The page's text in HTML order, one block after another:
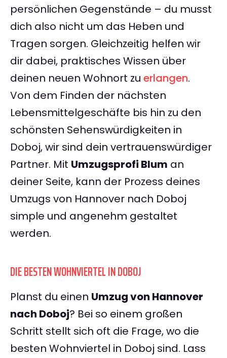
persönlichen Gegenstände – du musst
dich also nicht um das Heben und
Tragen sorgen. Gleichzeitig helfen wir
dir dabei, praktisches Wissen über
deinen neuen Wohnort zu erlangen.
Von dem Finden der nächsten
Lebensmittelgeschäfte bis hin zu den
schönsten Sehenswürdigkeiten in
Doboj, wir sind dein vertrauenswürdiger
Partner. Mit Umzugsprofi Blum an
deiner Seite, kann der Prozess deines
Umzugs von Hannover nach Doboj
simple und angenehm gestaltet
werden.
DIE BESTEN WOHNVIERTEL IN DOBOJ
Planst du einen Umzug von Hannover
nach Doboj? Bei so einem großen
Schritt stellt sich oft die Frage, wo die
besten Wohnviertel in Doboj sind. Lass